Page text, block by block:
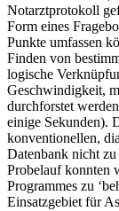
Notarztprotokoll
Form eines
Punkte umfassen
Finden von
logische
Geschwindigkeit,
durchforstet
einige Sekunden).
konventionellen,
Datenbank nicht
Probelauf konnten
Programmes zu
Einsatzgebiet für